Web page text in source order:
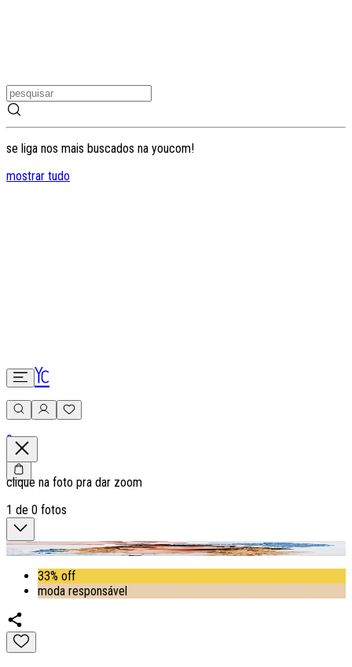
se liga nos mais buscados na youcom!
mostrar tudo
0
clique na foto pra dar zoom
1 de 0 fotos
33% off
moda responsável